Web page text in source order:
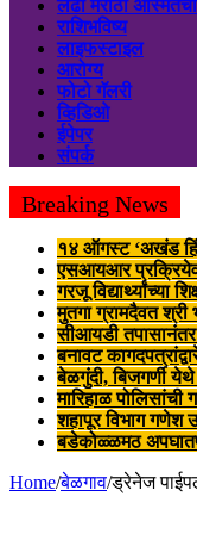
लढा मराठी अस्मितेचा
राशिभविष्य
लाइफस्टाइल
आरोग्य
फोटो गॅलरी
व्हिडिओ
ईपेपर
संपर्क
Breaking News
१४ ऑगस्ट ‘अखंड
एसआयआर
गरजू विद्यार्थ्यांच्या
मुतगा ग्रामदैवत श्री
सीआयडी तपासानंतर
बनावट
बेळगुंदी, बिजगर्णी
मारिहाळ
शहापूर विभाग गणेश
बडेकोळ्ळमठ
Home/बेळगाव/ड्रेनेज